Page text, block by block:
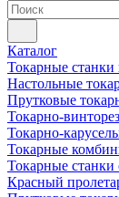
Каталог
Токарные станки
Настольные
Прутковые
Токарно-
Токарно-
Токарные
Токарные
Красный